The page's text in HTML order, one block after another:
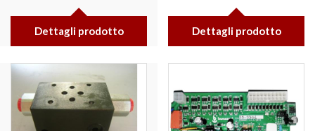
Dettagli prodotto Dettagli prodotto